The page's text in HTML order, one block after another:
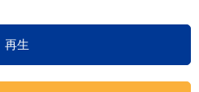
ランキングなど
情報をチェック！
再生